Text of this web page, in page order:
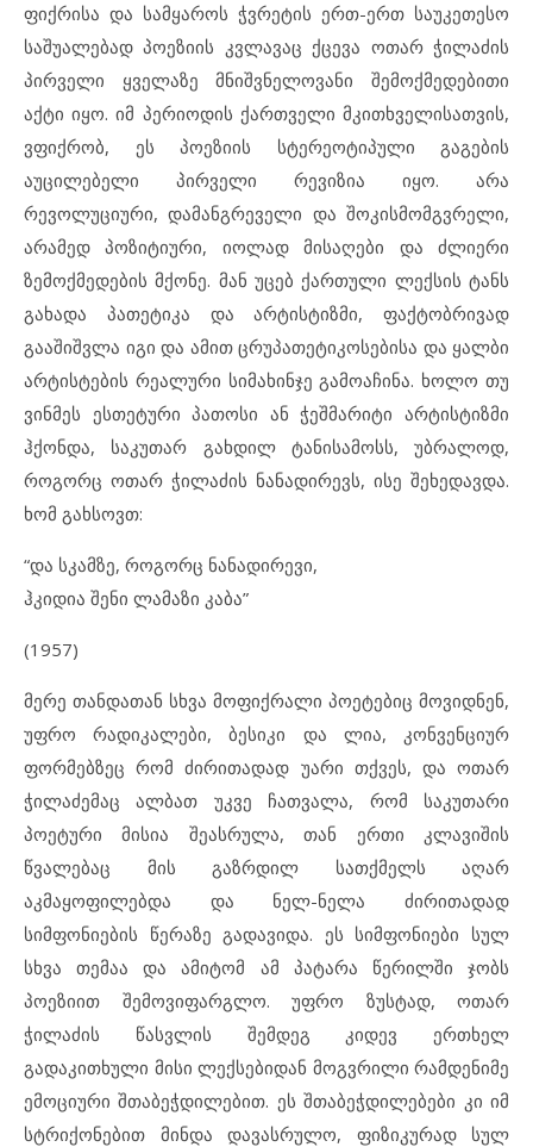
ფიქრისა და სამყაროს ჭვრეტის ერთ-ერთ საუკეთესო
საშუალებად პოეზიის კვლავაც ქცევა ოთარ ჭილაძის
პირველი ყველაზე მნიშვნელოვანი შემოქმედებითი
აქტი იყო. იმ პერიოდის ქართველი მკითხველისათვის,
ვფიქრობ, ეს პოეზიის სტერეოტიპული გაგების
აუცილებელი პირველი რევიზია იყო. არა
რევოლუციური, დამანგრეველი და შოკისმომგვრელი,
არამედ პოზიტიური, იოლად მისაღები და ძლიერი
ზემოქმედების მქონე. მან უცებ ქართული ლექსის ტანს
გახადა პათეტიკა და არტისტიზმი, ფაქტობრივად
გააშიშვლა იგი და ამით ცრუპათეტიკოსებისა და ყალბი
არტისტების რეალური სიმახინჯე გამოაჩინა. ხოლო თუ
ვინმეს ესთეტური პათოსი ან ჭეშმარიტი არტისტიზმი
ჰქონდა, საკუთარ გახდილ ტანისამოსს, უბრალოდ,
როგორც ოთარ ჭილაძის ნანადირევს, ისე შეხედავდა.
ხომ გახსოვთ:
“და სკამზე, როგორც ნანადირევი,
ჰკიდია შენი ლამაზი კაბა”
(1957)
მერე თანდათან სხვა მოფიქრალი პოეტებიც მოვიდნენ,
უფრო რადიკალები, ბესიკი და ლია, კონვენციურ
ფორმებზეც რომ ძირითადად უარი თქვეს, და ოთარ
ჭილაძემაც ალბათ უკვე ჩათვალა, რომ საკუთარი
პოეტური მისია შეასრულა, თან ერთი კლავიშის
წვალებაც მის გაზრდილ სათქმელს აღარ
აკმაყოფილებდა და ნელ-ნელა ძირითადად
სიმფონიების წერაზე გადავიდა. ეს სიმფონიები სულ
სხვა თემაა და ამიტომ ამ პატარა წერილში ჯობს
პოეზიით შემოვიფარგლო. უფრო ზუსტად, ოთარ
ჭილაძის წასვლის შემდეგ კიდევ ერთხელ
გადაკითხული მისი ლექსებიდან მოგვრილი რამდენიმე
ემოციური შთაბეჭდილებით. ეს შთაბეჭდილებები კი იმ
სტრიქონებით მინდა დავასრულო, ფიზიკურად სულ